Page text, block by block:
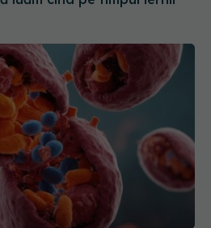
a corpului.